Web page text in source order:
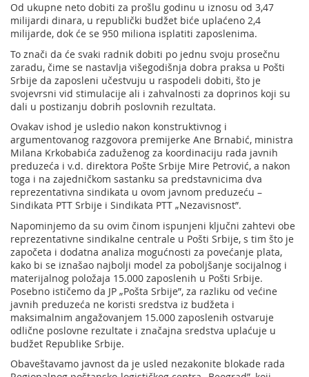
Od ukupne neto dobiti za prošlu godinu u iznosu od 3,47
milijardi dinara, u republički budžet biće uplaćeno 2,4
milijarde, dok će se 950 miliona isplatiti zaposlenima.
To znači da će svaki radnik dobiti po jednu svoju prosečnu
zaradu, čime se nastavlja višegodišnja dobra praksa u Pošti
Srbije da zaposleni učestvuju u raspodeli dobiti, što je
svojevrsni vid stimulacije ali i zahvalnosti za doprinos koji su
dali u postizanju dobrih poslovnih rezultata.
Ovakav ishod je usledio nakon konstruktivnog i
argumentovanog razgovora premijerke Ane Brnabić, ministra
Milana Krkobabića zaduženog za koordinaciju rada javnih
preduzeća i v.d. direktora Pošte Srbije Mire Petrović, a nakon
toga i na zajedničkom sastanku sa predstavnicima dva
reprezentativna sindikata u ovom javnom preduzeću –
Sindikata PTT Srbije i Sindikata PTT „Nezavisnost”.
Napominjemo da su ovim činom ispunjeni ključni zahtevi obe
reprezentativne sindikalne centrale u Pošti Srbije, s tim što je
započeta i dodatna analiza mogućnosti za povećanje plata,
kako bi se iznašao najbolji model za poboljšanje socijalnog i
materijalnog položaja 15.000 zaposlenih u Pošti Srbije.
Posebno ističemo da JP „Pošta Srbije”, za razliku od većine
javnih preduzeća ne koristi sredstva iz budžeta i
maksimalnim angažovanjem 15.000 zaposlenih ostvaruje
odlične poslovne rezultate i značajna sredstva uplaćuje u
budžet Republike Srbije.
Obaveštavamo javnost da je usled nezakonite blokade rada